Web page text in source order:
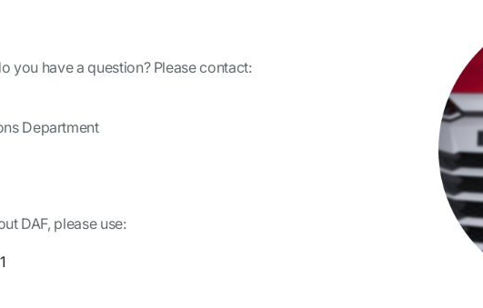
you have a question? Please contact:
Department
DAF, please use: